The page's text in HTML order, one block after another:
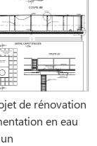
de rénovation
en eau